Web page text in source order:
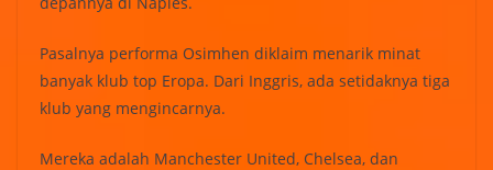
Pasalnya performa Osimhen diklaim menarik minat
banyak klub top Eropa. Dari Inggris, ada setidaknya tiga
klub yang mengincarnya.
Mereka adalah Manchester United, Chelsea, dan